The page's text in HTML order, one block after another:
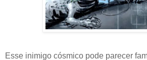
Esse inimigo cósmico pode parecer